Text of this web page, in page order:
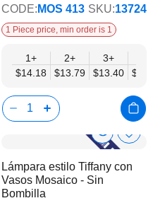
9+
$12.61
12+
$12.21
15+
$11.82
CODE: MOS 413 SKU:13724
1 Piece price, min order is 1
1+
$14.18
2+
$13.79
3+
$13.40
Show
Info la
Lámpara estilo Tiffany con
Vasos Mosaico - Sin
Bombilla